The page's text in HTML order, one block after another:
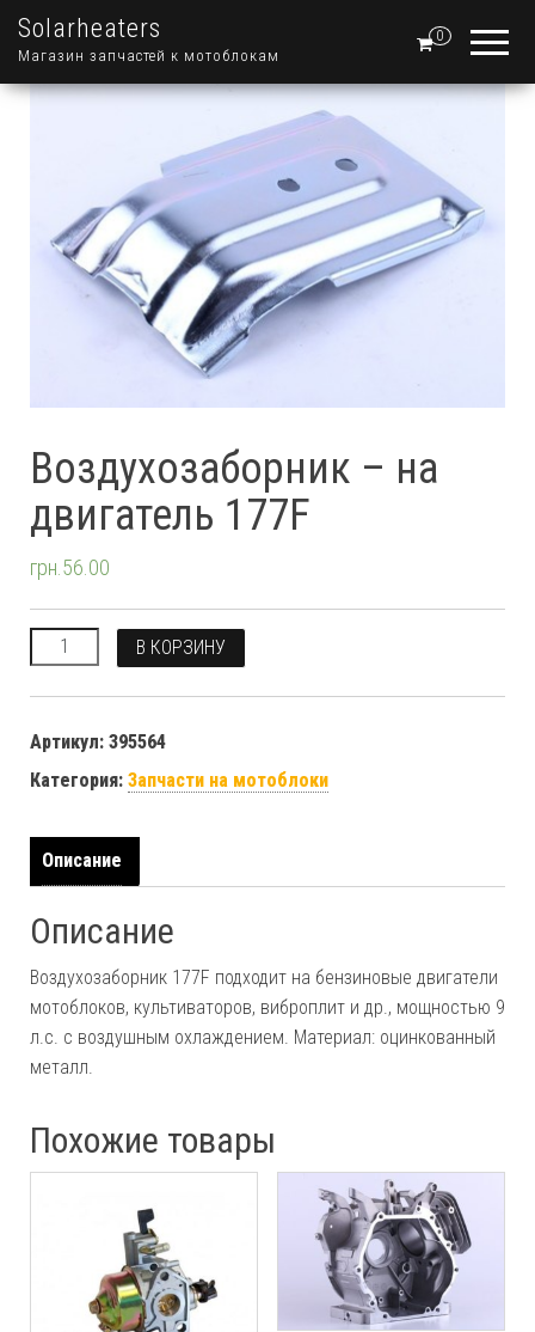
Solarheaters
Магазин запчастей к мотоблокам
0
Воздухозаборник – на
двигатель 177F
грн. 56.00
Количество В КОРЗИНУ
Артикул: 395564
Категория: Запчасти на мотоблоки
Описание
Описание
Воздухозаборник 177F подходит на бензиновые двигатели
мотоблоков, культиваторов, виброплит и др., мощностью 9
л.с. с воздушным охлаждением. Материал: оцинкованный
металл.
Похожие товары